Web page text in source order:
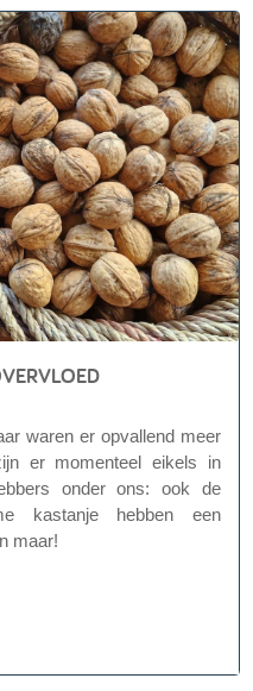
waren er opvallend meer
er momenteel eikels in
onder ons: ook de
kastanje hebben een
maar!